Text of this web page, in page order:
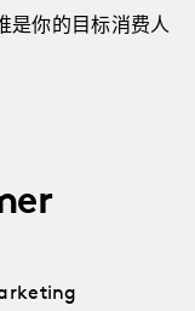
是你的目标消费人